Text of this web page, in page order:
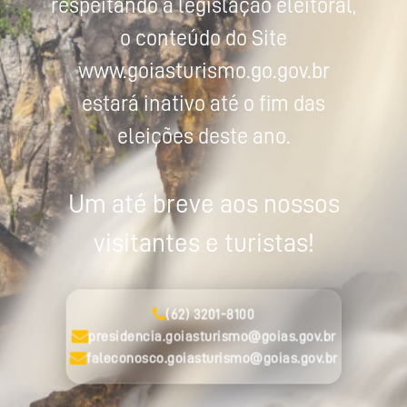
respeitando a legislação eleitoral,
o conteúdo do Site
www.goiasturismo.go.gov.br
estará inativo até o fim das
eleições deste ano.
Um até breve aos nossos
visitantes e turistas!
(62) 3201-8100
presidencia.goiasturismo@goias.gov.br
faleconosco.goiasturismo@goias.gov.br